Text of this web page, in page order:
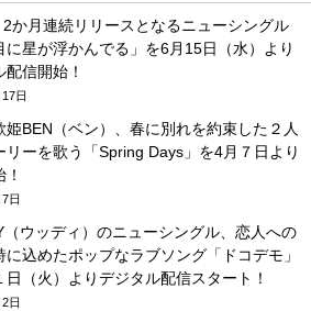
か月連続リリースとなるニューシングル
に星が浮かんでる」を6月15日（水）より
配信開始！
日
姫BEN（ベン）、春に別れを約束した２人
リーを歌う「Spring Days」を4月７日より
日
（ウッディ）のニューシングル、恋人への
に込めたポップなラブソング「ドコデモ」
日（火）よりデジタル配信スタート！
日